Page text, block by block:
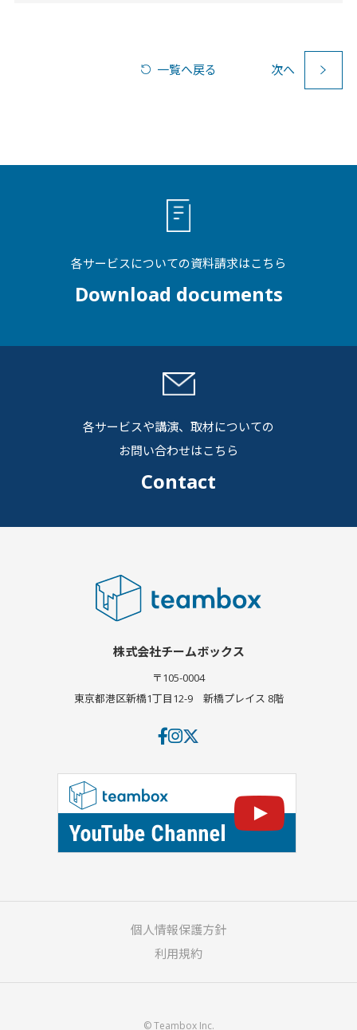
一覧へ戻る 次へ
各サービスについての資料請求はこちら
Download documents
各サービスや講演、取材についての
お問い合わせはこちら
Contact
株式会社チームボックス
〒105-0004
東京都港区新橋1丁目12-9 新橋プレイス 8階
個人情報保護方針
利用規約
© Teambox Inc.